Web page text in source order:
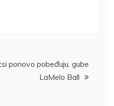
ponovo pobeđuju, gube
LaMelo Ball